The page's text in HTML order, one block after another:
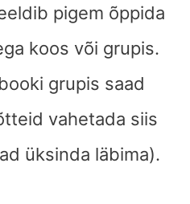
pigem õppida
koos või grupis.
grupis saad
vahetada siis
üksinda läbima).